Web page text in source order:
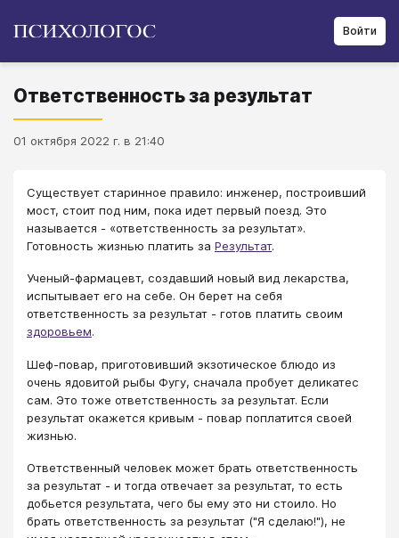
Войти
Ответственность за результат
01 октября 2022 г. в 21:40
Существует старинное правило: инженер, построивший
мост, стоит под ним, пока идет первый поезд. Это
называется - «ответственность за результат».
Готовность жизнью платить за Результат.
Ученый-фармацевт, создавший новый вид лекарства,
испытывает его на себе. Он берет на себя
ответственность за результат - готов платить своим
здоровьем.
Шеф-повар, приготовивший экзотическое блюдо из
очень ядовитой рыбы Фугу, сначала пробует деликатес
сам. Это тоже ответственность за результат. Если
результат окажется кривым - повар поплатится своей
жизнью.
Ответственный человек может брать ответственность
за результат - и тогда отвечает за результат, то есть
добьется результата, чего бы ему это ни стоило. Но
брать ответственность за результат ("Я сделаю!"), не